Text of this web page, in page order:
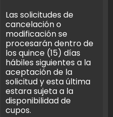
Las solicitudes de
cancelación o
modificación se
procesarán dentro de
los quince (15) días
hábiles siguientes a la
aceptación de la
solicitud y esta última
estara sujeta a la
disponibilidad de
cupos.